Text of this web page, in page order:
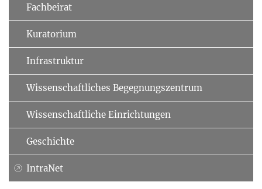
Fachbeirat
Kuratorium
Infrastruktur
Wissenschaftliches Begegnungszentrum
Wissenschaftliche Einrichtungen
Geschichte
IntraNet